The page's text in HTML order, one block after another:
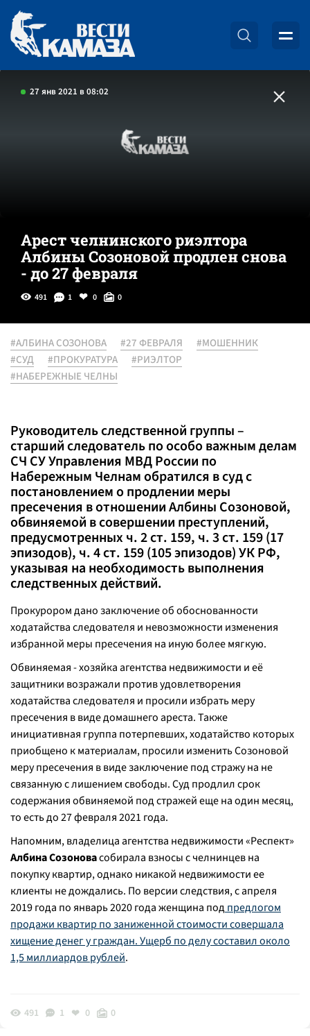
27 янв 2021 в 08:02
Арест челнинского риэлтора
Албины Созоновой продлен снова
- до 27 февраля
491 1 0 0
#АЛБИНА СОЗОНОВА #27 ФЕВРАЛЯ
#МОШЕННИК
#СУД
#ПРОКУРАТУРА
#РИЭЛТОР
#НАБЕРЕЖНЫЕ ЧЕЛНЫ
Руководитель следственной группы –
старший следователь по особо важным делам
СЧ СУ Управления МВД России по
Набережным Челнам обратился в суд с
постановлением о продлении меры
пресечения в отношении Албины Созоновой,
обвиняемой в совершении преступлений,
предусмотренных ч. 2 ст. 159, ч. 3 ст. 159 (17
эпизодов), ч. 4 ст. 159 (105 эпизодов) УК РФ,
указывая на необходимость выполнения
следственных действий.
Прокурором дано заключение об обоснованности
ходатайства следователя и невозможности изменения
избранной меры пресечения на иную более мягкую.
Обвиняемая - хозяйка агентства недвижимости и её
защитники возражали против удовлетворения
ходатайства следователя и просили избрать меру
пресечения в виде домашнего ареста. Также
инициативная группа потерпевших, ходатайство которых
приобщено к материалам, просили изменить Созоновой
меру пресечения в виде заключение под стражу на не
связанную с лишением свободы. Суд продлил срок
содержания обвиняемой под стражей еще на один месяц,
то есть до 27 февраля 2021 года.
Напомним, владелица агентства недвижимости «Респект»
Албина Созоновасобирала взносы с челнинцев на
покупку квартир, однако никакой недвижимости ее
клиенты не дождались. По версии следствия, с апреля
2019 года по январь 2020 года женщина подпредлогом
продажи квартир по заниженной стоимости совершала
хищение денег у граждан. Ущерб по делу составил около
1,5 миллиардов рублей.
491 1 0 0